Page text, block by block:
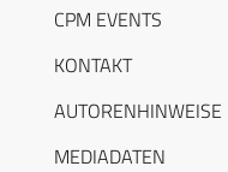
CPM EVENTS
KONTAKT
AUTORENHINWEISE
MEDIADATEN